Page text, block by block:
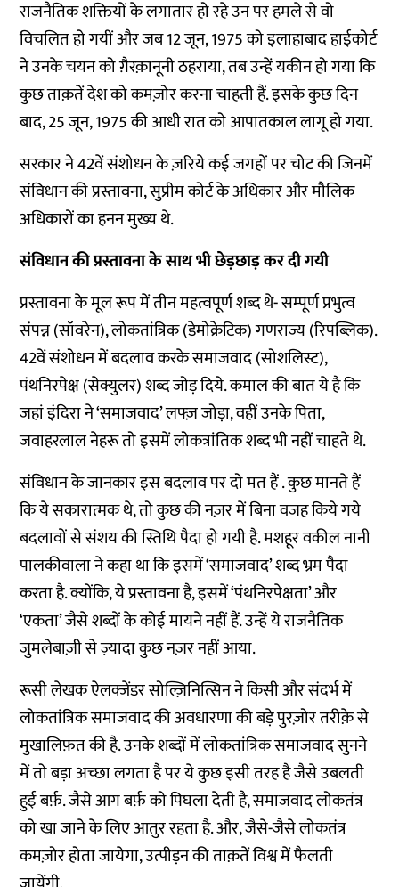
राजनैतिक शक्तियों के लगातार हो रहे उन पर हमले से वो
विचलित हो गयीं और जब 12 जून, 1975 को इलाहाबाद हाईकोर्ट
ने उनके चयन को ग़ैरक़ानूनी ठहराया, तब उन्हें यकीन हो गया कि
कुछ ताक़तें देश को कमज़ोर करना चाहती हैं. इसके कुछ दिन
बाद, 25 जून, 1975 की आधी रात को आपातकाल लागू हो गया.
सरकार ने 42वें संशोधन के ज़रिये कई जगहों पर चोट की जिनमें
संविधान की प्रस्तावना, सुप्रीम कोर्ट के अधिकार और मौलिक
अधिकारों का हनन मुख्य थे.
संविधान की प्रस्तावना के साथ भी छेड़छाड़ कर दी गयी
प्रस्तावना के मूल रूप में तीन महत्वपूर्ण शब्द थे- सम्पूर्ण प्रभुत्व
संपन्न (सॉवरेन), लोकतांत्रिक (डेमोक्रेटिक) गणराज्य (रिपब्लिक).
42वें संशोधन में बदलाव करके समाजवाद (सोशलिस्ट),
पंथनिरपेक्ष (सेक्युलर) शब्द जोड़ दिये. कमाल की बात ये है कि
जहां इंदिरा ने ‘समाजवाद’ लफ्ज़ जोड़ा, वहीं उनके पिता,
जवाहरलाल नेहरू तो इसमें लोकत्रांतिक शब्द भी नहीं चाहते थे.
संविधान के जानकार इस बदलाव पर दो मत हैं . कुछ मानते हैं
कि ये सकारात्मक थे, तो कुछ की नज़र में बिना वजह किये गये
बदलावों से संशय की स्तिथि पैदा हो गयी है. मशहूर वकील नानी
पालकीवाला ने कहा था कि इसमें ‘समाजवाद’ शब्द भ्रम पैदा
करता है. क्योंकि, ये प्रस्तावना है, इसमें ‘पंथनिरपेक्षता’ और
‘एकता’ जैसे शब्दों के कोई मायने नहीं हैं. उन्हें ये राजनैतिक
जुमलेबाज़ी से ज़्यादा कुछ नज़र नहीं आया.
रूसी लेखक ऐलक्जेंडर सोल्ज़िनित्सिन ने किसी और संदर्भ में
लोकतांत्रिक समाजवाद की अवधारणा की बड़े पुरज़ोर तरीक़े से
मुखालिफ़त की है. उनके शब्दों में लोकतांत्रिक समाजवाद सुनने
में तो बड़ा अच्छा लगता है पर ये कुछ इसी तरह है जैसे उबलती
हुई बर्फ़. जैसे आग बर्फ़ को पिघला देती है, समाजवाद लोकतंत्र
को खा जाने के लिए आतुर रहता है. और, जैसे-जैसे लोकतंत्र
कमज़ोर होता जायेगा, उत्पीड़न की ताक़तें विश्व में फैलती